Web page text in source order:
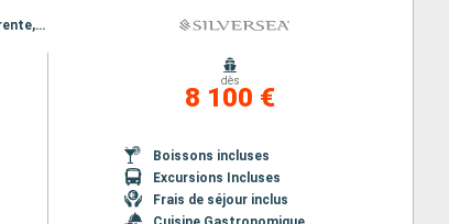
Itinéraire : Venise, Trieste, Sibenik, Dubrovnik, Kotor, Brindisi, Naxos Di Giardini, La Valette, Trapani, Sorrente, Civitavecchia - Rome
dès
8 100 €
Boissons incluses
Excursions Incluses
Frais de séjour inclus